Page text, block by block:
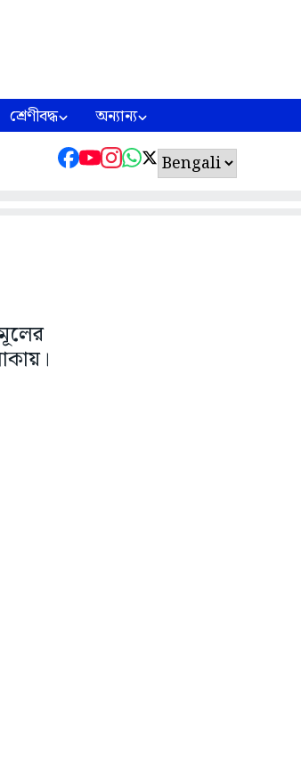
শ্রেণীবদ্ধ অন্যান্য